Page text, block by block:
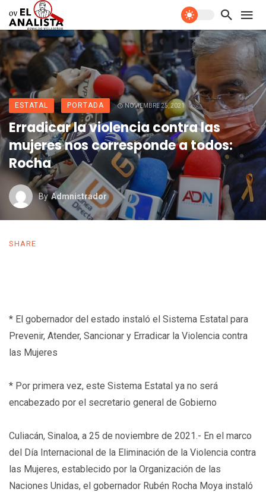
ESTATAL PORTADA NOVIEMBRE 25, 2021
Erradicar la violencia contra las
mujeres nos corresponde a todos:
Rocha
By Admnistrador
SHARE
* El gobernador del estado instaló el Sistema Estatal para
Prevenir, Atender, Sancionar y Erradicar la Violencia contra
las Mujeres
* Por primera vez, este Sistema Estatal ya no será
encabezado por el secretario general de Gobierno
Culiacán, Sinaloa, a 25 de noviembre de 2021.- En el marco
del Día Internacional de la Eliminación de la Violencia contra
las Mujeres, establecido por la Organización de las
Naciones Unidas, el gobernador Rubén Rocha Moya instaló